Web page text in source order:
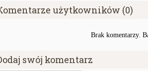
użytkowników (0)
Brak komentarzy.
swój komentarz